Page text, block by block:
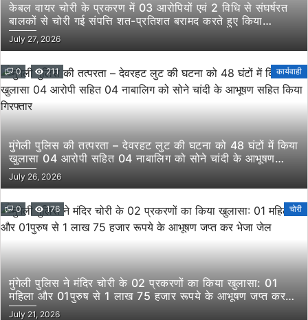
केबल वायर चोरी के प्रकरण में 03 आरोपियों एवं 2 विधि से संघर्षरत
बालकों से चोरी गई संपत्ति शत-प्रतिशत बरामद करते हुए किया
गिरफ्तार
July 27, 2026
0 211 कार्यवाही
मुंगेली पुलिस की तत्परता – देवरहट लुट की घटना को 48 घंटों में किया
खुलासा 04 आरोपी सहित 04 नाबालिग को सोने चांदी के आभूषण
सहित किया गिरफ्तार
July 26, 2026
0 176 चोरी
मुंगेली पुलिस ने मंदिर चोरी के 02 प्रकरणों का किया खुलासा: 01
महिला और 01पुरुष से 1 लाख 75 हजार रूपये के आभूषण जप्त कर
भेजा जेल
July 21, 2026